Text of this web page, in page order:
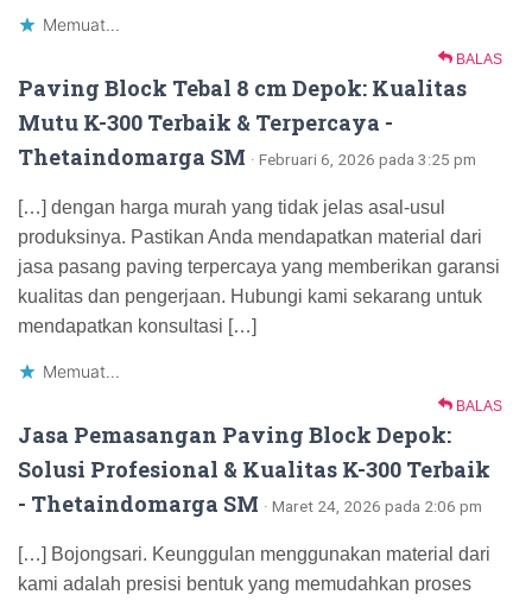
Memuat...
BALAS
Paving Block Tebal 8 cm Depok: Kualitas
Mutu K-300 Terbaik & Terpercaya -
Thetaindomarga SM · Februari 6, 2026 pada 3:25 pm
[…] dengan harga murah yang tidak jelas asal-usul
produksinya. Pastikan Anda mendapatkan material dari
jasa pasang paving terpercaya yang memberikan garansi
kualitas dan pengerjaan. Hubungi kami sekarang untuk
mendapatkan konsultasi […]
Memuat...
BALAS
Jasa Pemasangan Paving Block Depok:
Solusi Profesional & Kualitas K-300 Terbaik
- Thetaindomarga SM · Maret 24, 2026 pada 2:06 pm
[…] Bojongsari. Keunggulan menggunakan material dari
kami adalah presisi bentuk yang memudahkan proses